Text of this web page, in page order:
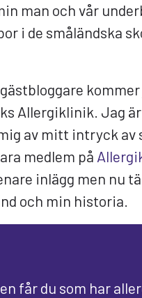
man och vår
i de småländska
Allergiklinik. Jag
av mitt intryck
medlem på
inlägg men nu
och min historia.
får du som har